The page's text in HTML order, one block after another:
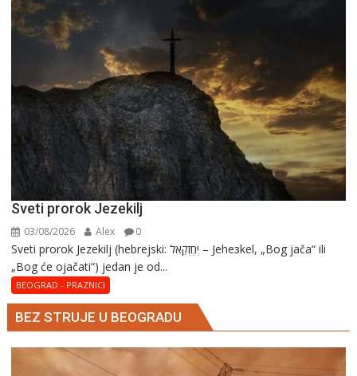
Sveti prorok Jezekilj
03/08/2026 Alex 0
Sveti prorok Jezekilj (hebrejski: יְחֶזְקֵאל – Jehезkel, „Bog jača“ ili
„Bog će ojačati“) jedan je od...
BEOGRAD - PRAZNICI
BEZ STRUJE U BEOGRADU